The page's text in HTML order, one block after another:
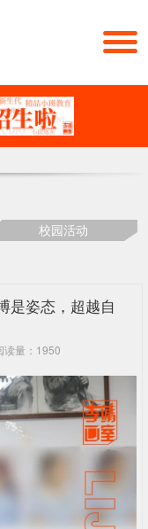
校园活动
是姿态，超越自
读量：1950